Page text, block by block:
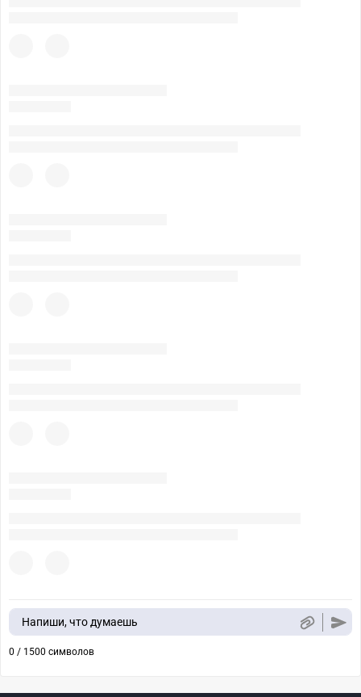
Напиши, что думаешь
0 / 1500 символов